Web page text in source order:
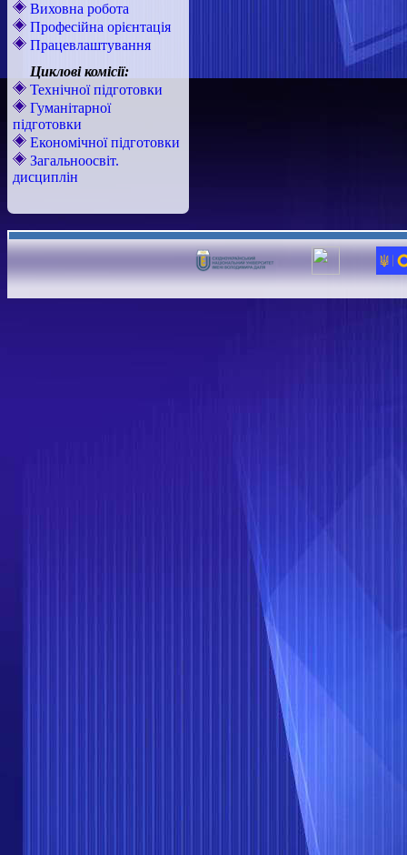
Виховна робота
Професійна орієнтація
Працевлаштування
Циклові комісії:
Технічної підготовки
Гуманітарної
підготовки
Економічної підготовки
Загальноосвіт.
дисциплін